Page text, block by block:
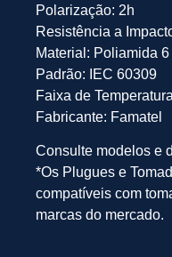
Polarização: 2h
Resistência a
Material: Poliamida 6
Padrão: IEC 60309
Faixa de
Fabricante: Famatel
Consulte modelos e
*Os Plugues e
compatíveis com
marcas do mercado.